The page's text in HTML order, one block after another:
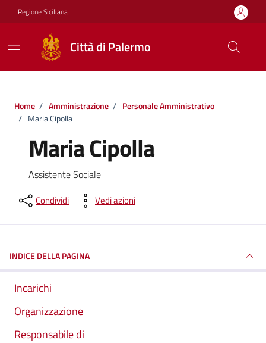
Vai ai contenuti
Vai al footer
Regione Siciliana
Città di Palermo
Home / Amministrazione / Personale Amministrativo
/ Maria Cipolla
Maria Cipolla
Assistente Sociale
Condividi Vedi azioni
INDICE DELLA PAGINA
Incarichi
Organizzazione
Responsabile di